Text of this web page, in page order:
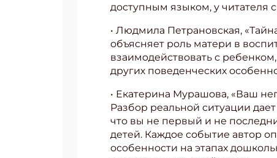
доступным языком, у читателя
• Людмила Петрановская,
объясняет роль матери в
взаимодействовать с
других поведенческих
• Екатерина Мурашова, «Ваш
Разбор реальной ситуации
что вы не первый и не
детей. Каждое событие автор
особенности на этапах